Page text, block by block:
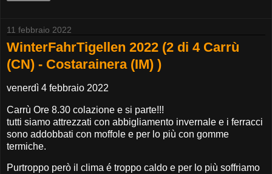
11 febbraio 2022
WinterFahrTigellen 2022 (2 di 4 Carrù
(CN) - Costarainera (IM) )
venerdì 4 febbraio 2022
Carrù Ore 8.30 colazione e si parte!!!
tutti siamo attrezzati con abbigliamento invernale e i ferracci
sono addobbati con moffole e per lo più con gomme
termiche.
Purtroppo però il clima é troppo caldo e per lo più soffriamo